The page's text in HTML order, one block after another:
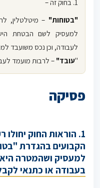
1. בחוק זה –
"בטוחות" – מיטלטלין,
למעסיק לשם הבטחת
לעבודה, וכן נכס משועבד
"עובד" – לרבות מועמד
פסיקה
1. הוראות החוק
הקבועים בהגדרת
למעסיק ושהמטרה
בעבודה או כתנאי